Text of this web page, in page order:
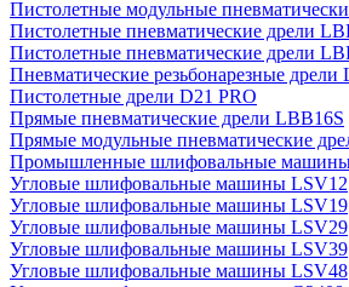
Пистолетные модульные
Пистолетные пневматические дрели
Пистолетные пневматические дрели
Пневматические резьбонарезные дрели
Пистолетные дрели D21 PRO
Прямые пневматические дрели LBB16S
Прямые модульные пневматические
Промышленные шлифовальные
Угловые шлифовальные машины LSV12
Угловые шлифовальные машины LSV19
Угловые шлифовальные машины LSV29
Угловые шлифовальные машины LSV39
Угловые шлифовальные машины LSV48